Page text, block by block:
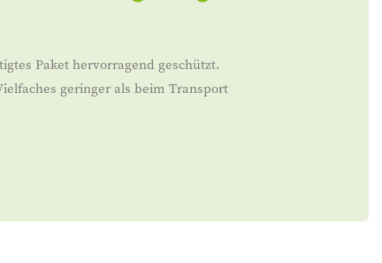
Paket hervorragend geschützt.
geringer als beim Transport